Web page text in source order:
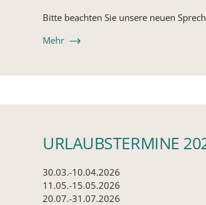
Bitte beachten Sie unsere neuen
Mehr : Den Artikel lesen: Geänderte
URLAUBSTERMINE
30.03.-10.04.2026
11.05.-15.05.2026
20.07.-31.07.2026